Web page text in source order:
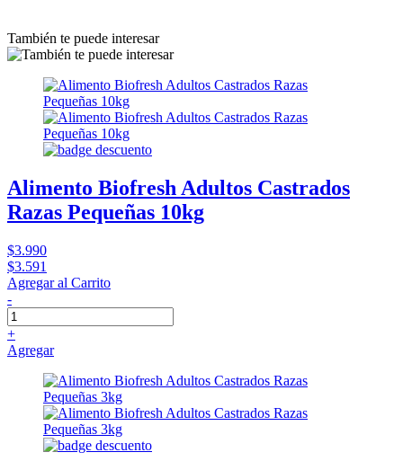
También te puede interesar
Alimento Biofresh Adultos Castrados
Razas Pequeñas 10kg
$3.990
$3.591
Agregar al Carrito
-
+
Agregar